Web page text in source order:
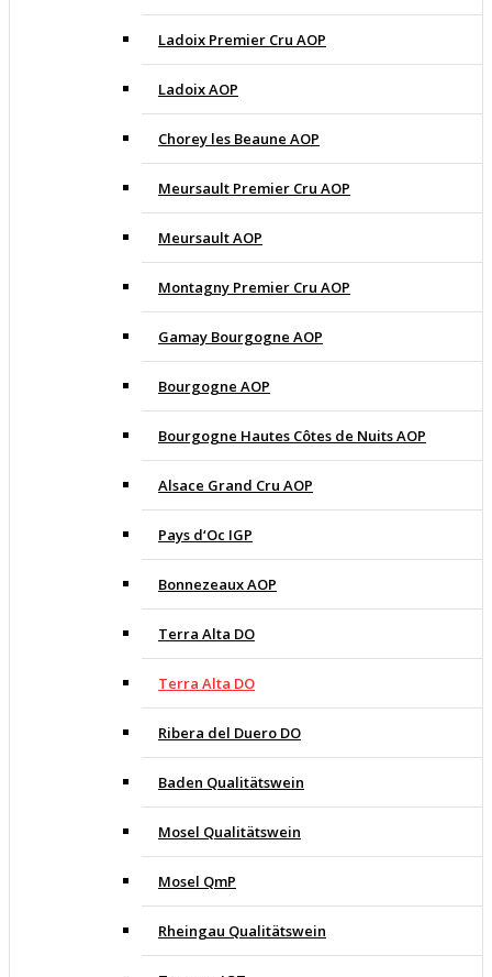
Ladoix Premier Cru AOP
Ladoix AOP
Chorey les Beaune AOP
Meursault Premier Cru AOP
Meursault AOP
Montagny Premier Cru AOP
Gamay Bourgogne AOP
Bourgogne AOP
Bourgogne Hautes Côtes de Nuits AOP
Alsace Grand Cru AOP
Pays d‘Oc IGP
Bonnezeaux AOP
Terra Alta DO
Terra Alta DO
Ribera del Duero DO
Baden Qualitätswein
Mosel Qualitätswein
Mosel QmP
Rheingau Qualitätswein